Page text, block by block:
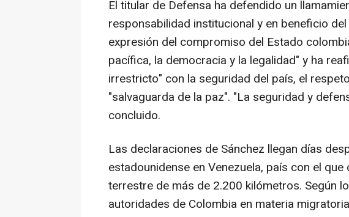
El titular de Defensa ha defendido un
responsabilidad institucional y en beneficio
expresión del compromiso del Estado
pacífica, la democracia y la legalidad" y ha
irrestricto" con la seguridad del país, el
"salvaguarda de la paz". "La seguridad y
concluido.
Las declaraciones de Sánchez llegan días
estadounidense en Venezuela, país con el
terrestre de más de 2.200 kilómetros. Según
autoridades de Colombia en materia